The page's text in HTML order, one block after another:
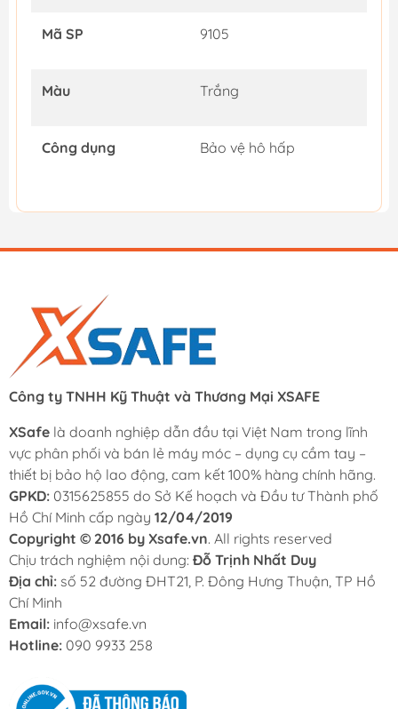
Mã SP 9105
Màu Trắng
Công dụng Bảo vệ hô hấp
Công ty TNHH Kỹ Thuật và Thương Mại XSAFE
XSafe là doanh nghiệp dẫn đầu tại Việt Nam trong lĩnh
vực phân phối và bán lẻ máy móc – dụng cụ cầm tay –
thiết bị bảo hộ lao động, cam kết 100% hàng chính hãng.
GPKD: 0315625855 do Sở Kế hoạch và Đầu tư Thành phố
Hồ Chí Minh cấp ngày 12/04/2019
Copyright © 2016 by Xsafe.vn. All rights reserved
Chịu trách nghiệm nội dung: Đỗ Trịnh Nhất Duy
Địa chỉ: số 52 đường ĐHT21, P. Đông Hưng Thuận, TP Hồ
Chí Minh
Email: info@xsafe.vn
Hotline: 090 9933 258